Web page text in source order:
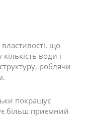
що
води і
роблячи
покращує
більш приємний